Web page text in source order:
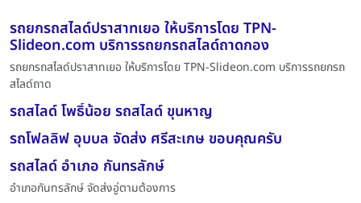
รถยกรถสไลด์ปราสาทเยอ ให้บริการโดย TPN-
Slideon.com บริการรถยกรถสไลด์ถาดกอง
รถยกรถสไลด์ปราสาทเยอ ให้บริการโดย TPN-Slideon.com บริการรถยกรถ
สไลด์ถาด
รถสไลด์ โพธิ์น้อย รถสไลด์ ขุนหาญ
รถโฟลลิฟ อุบบล จัดส่ง ศรีสะเกษ ขอบคุณครับ
รถสไลด์ อำเภอ กันทรลักษ์
อำเภอกันทรลักษ์ จัดส่งอู่ตามต้องการ